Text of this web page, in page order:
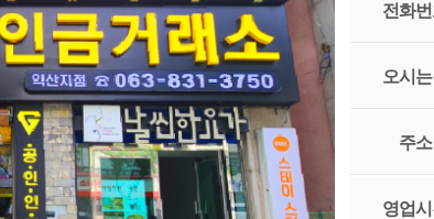
전화
오시는
주소
영업